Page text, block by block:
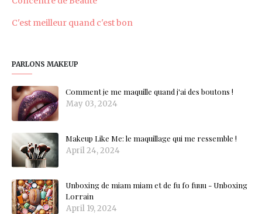
C'est meilleur quand c'est bon
PARLONS MAKEUP
Comment je me maquille quand j'ai des boutons !
May 03, 2024
Makeup Like Me: le maquillage qui me ressemble !
April 24, 2024
Unboxing de miam miam et de fu fo fuuu - Unboxing
Lorrain
April 19, 2024